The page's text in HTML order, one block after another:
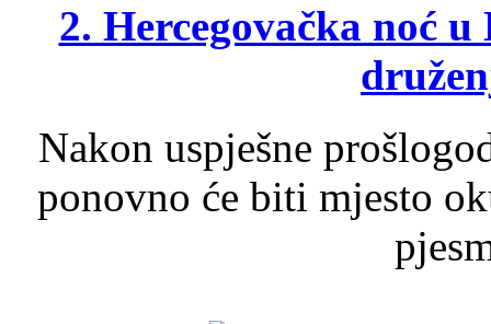
2. Hercegovačka noć
Nakon uspješne
ponovno će biti mjesto